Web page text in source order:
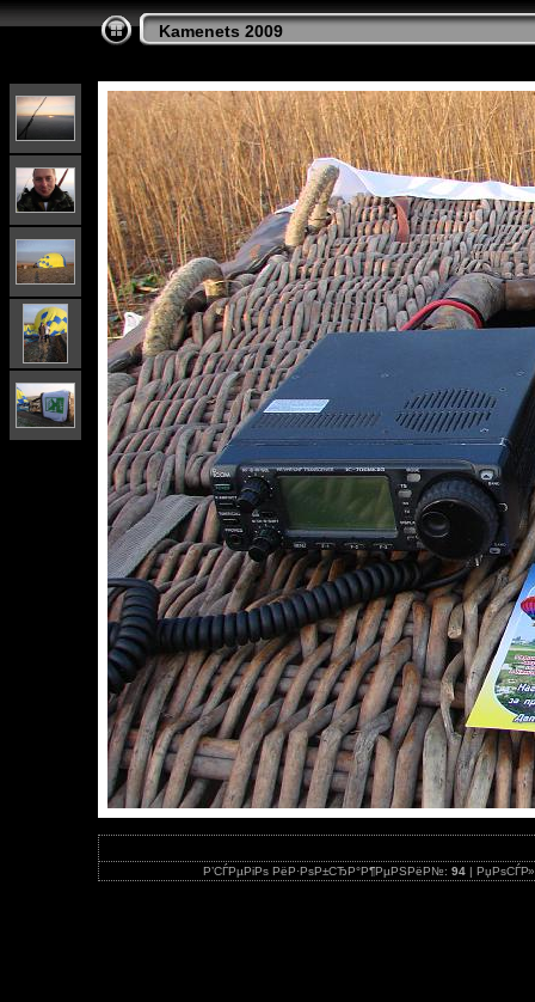
Kamenets 2009
Р’СЃРµРіРѕ РёР·РѕР±СЂР°Р¶РµРЅРёР№: 94 |